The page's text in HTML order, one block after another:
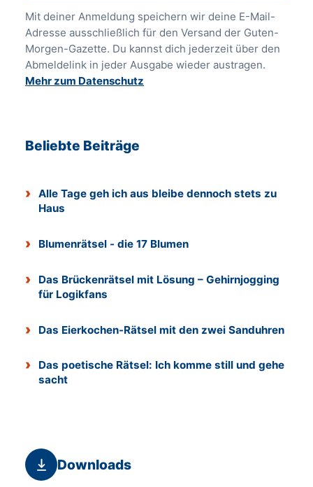
Mit deiner Anmeldung speichern wir deine E-Mail-
Adresse ausschließlich für den Versand der Guten-
Morgen-Gazette. Du kannst dich jederzeit über den
Abmeldelink in jeder Ausgabe wieder austragen.
Mehr zum Datenschutz
Beliebte Beiträge
Alle Tage geh ich aus bleibe dennoch stets zu
Haus
Blumenrätsel - die 17 Blumen
Das Brückenrätsel mit Lösung – Gehirnjogging
für Logikfans
Das Eierkochen-Rätsel mit den zwei Sanduhren
Das poetische Rätsel: Ich komme still und gehe
sacht
Downloads